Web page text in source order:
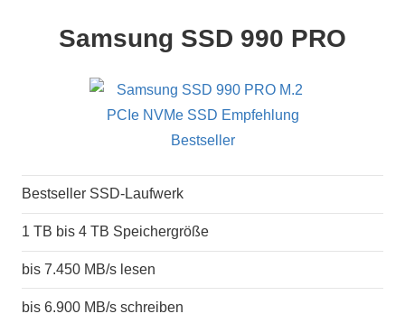
Samsung SSD 990 PRO
Bestseller SSD-Laufwerk
1 TB bis 4 TB Speichergröße
bis 7.450 MB/s lesen
bis 6.900 MB/s schreiben